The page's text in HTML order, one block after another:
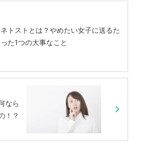
ネトストとは？やめたい女子に送るた
った1つの大事なこと
なら
！？